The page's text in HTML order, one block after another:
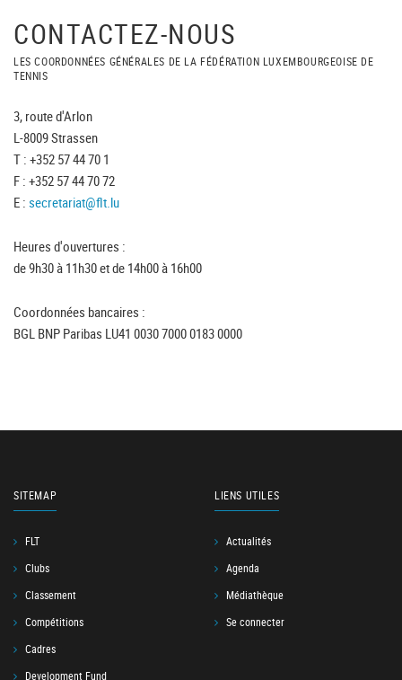
CONTACTEZ-NOUS
LES COORDONNÉES GÉNÉRALES DE LA FÉDÉRATION LUXEMBOURGEOISE DE
TENNIS
3, route d'Arlon
L-8009 Strassen
T : +352 57 44 70 1
F : +352 57 44 70 72
E : secretariat@flt.lu
Heures d'ouvertures :
de 9h30 à 11h30 et de 14h00 à 16h00
Coordonnées bancaires :
BGL BNP Paribas LU41 0030 7000 0183 0000
SITEMAP
FLT
Clubs
Classement
Compétitions
Cadres
Development Fund
LIENS UTILES
Actualités
Agenda
Médiathèque
Se connecter